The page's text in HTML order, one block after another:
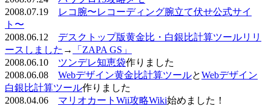
2008.07.19
レコ腕〜レコーディング腕立て伏せ公式サイ
ト〜
2008.06.12 デスクトップ版黄金比・白銀比計算ツールリリ
ースしました →
「ZAPA GS」
2008.06.10 ツンデレ知恵袋作りました
2008.06.08 Webデザイン黄金比計算ツールとWebデザイン
白銀比計算ツール作りました
2008.04.06 マリオカートWii攻略Wiki始めました！